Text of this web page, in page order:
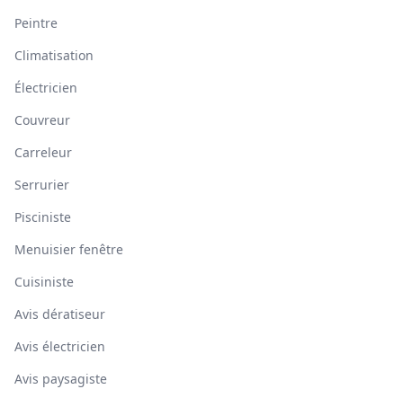
Peintre
Climatisation
Électricien
Couvreur
Carreleur
Serrurier
Pisciniste
Menuisier fenêtre
Cuisiniste
Avis dératiseur
Avis électricien
Avis paysagiste